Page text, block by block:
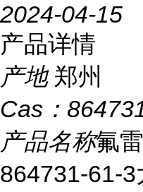
2024-04-15
产品详情
产地 郑州
Cas：
产品名称氟
864731-61-